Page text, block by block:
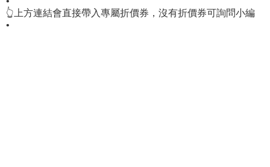
👆上方連結會直接帶入專屬折價券，沒有折價券可詢問小編
•